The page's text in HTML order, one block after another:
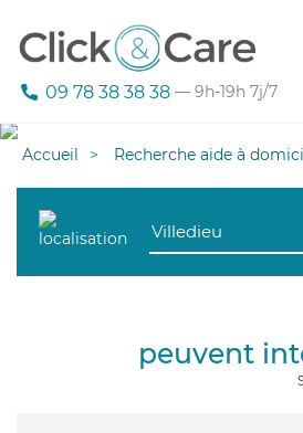
09 78 38 38 38 — 9h-19h 7j/7
Accueil Recherche aide à
peuvent